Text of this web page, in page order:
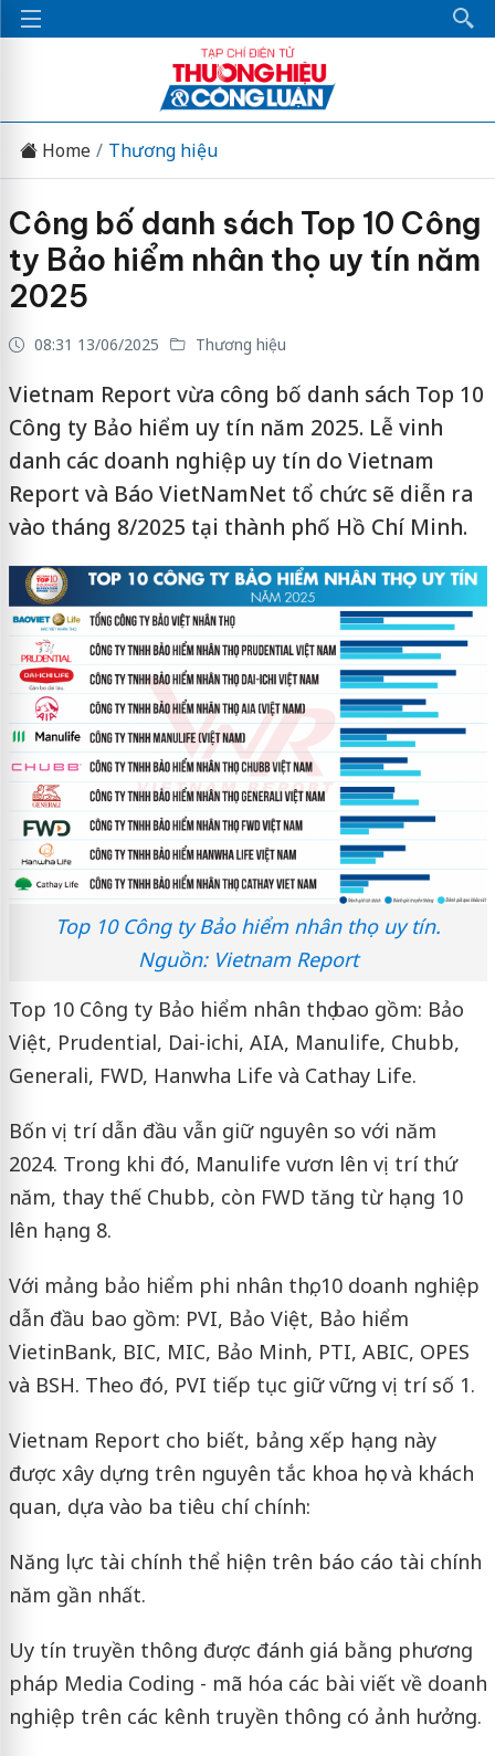
Home Thương hiệu
Công bố danh sách Top 10 Công
ty Bảo hiểm nhân thọ uy tín năm
2025
08:31 13/06/2025 Thương hiệu
Vietnam Report vừa công bố danh sách Top 10
Công ty Bảo hiểm uy tín năm 2025. Lễ vinh
danh các doanh nghiệp uy tín do Vietnam
Report và Báo VietNamNet tổ chức sẽ diễn ra
vào tháng 8/2025 tại thành phố Hồ Chí Minh.
Top 10 Công ty Bảo hiểm nhân thọ uy tín.
Nguồn: Vietnam Report
Top 10 Công ty Bảo hiểm nhân thọ bao gồm: Bảo
Việt, Prudential, Dai-ichi, AIA, Manulife, Chubb,
Generali, FWD, Hanwha Life và Cathay Life.
Bốn vị trí dẫn đầu vẫn giữ nguyên so với năm
2024. Trong khi đó, Manulife vươn lên vị trí thứ
năm, thay thế Chubb, còn FWD tăng từ hạng 10
lên hạng 8.
Với mảng bảo hiểm phi nhân thọ, 10 doanh nghiệp
dẫn đầu bao gồm: PVI, Bảo Việt, Bảo hiểm
VietinBank, BIC, MIC, Bảo Minh, PTI, ABIC, OPES
và BSH. Theo đó, PVI tiếp tục giữ vững vị trí số 1.
Vietnam Report cho biết, bảng xếp hạng này
được xây dựng trên nguyên tắc khoa học và khách
quan, dựa vào ba tiêu chí chính:
Năng lực tài chính thể hiện trên báo cáo tài chính
năm gần nhất.
Uy tín truyền thông được đánh giá bằng phương
pháp Media Coding - mã hóa các bài viết về doanh
nghiệp trên các kênh truyền thông có ảnh hưởng.